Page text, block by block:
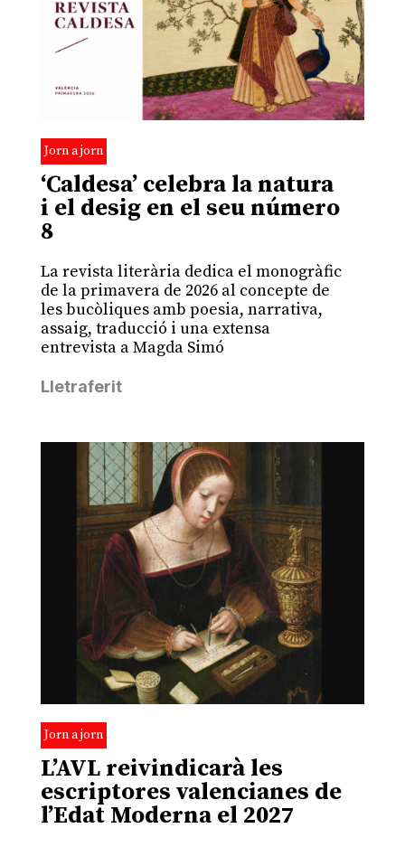
Jorn a jorn
‘Caldesa’ celebra la natura
i el desig en el seu número
8
La revista literària dedica el monogràfic
de la primavera de 2026 al concepte de
les bucòliques amb poesia, narrativa,
assaig, traducció i una extensa
entrevista a Magda Simó
Lletraferit
Jorn a jorn
L’AVL reivindicarà les
escriptores valencianes de
l’Edat Moderna el 2027